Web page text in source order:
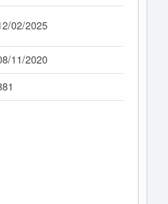
02/2025
11/2020